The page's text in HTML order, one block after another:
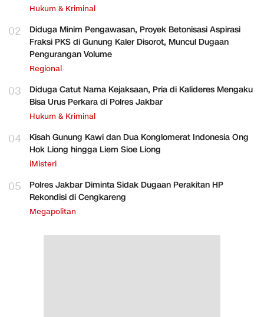
Hukum & Kriminal
02
Diduga Minim Pengawasan, Proyek Betonisasi Aspirasi
Fraksi PKS di Gunung Kaler Disorot, Muncul Dugaan
Pengurangan Volume
Regional
03
Diduga Catut Nama Kejaksaan, Pria di Kalideres Mengaku
Bisa Urus Perkara di Polres Jakbar
Hukum & Kriminal
04
Kisah Gunung Kawi dan Dua Konglomerat Indonesia Ong
Hok Liong hingga Liem Sioe Liong
iMisteri
05
Polres Jakbar Diminta Sidak Dugaan Perakitan HP
Rekondisi di Cengkareng
Megapolitan